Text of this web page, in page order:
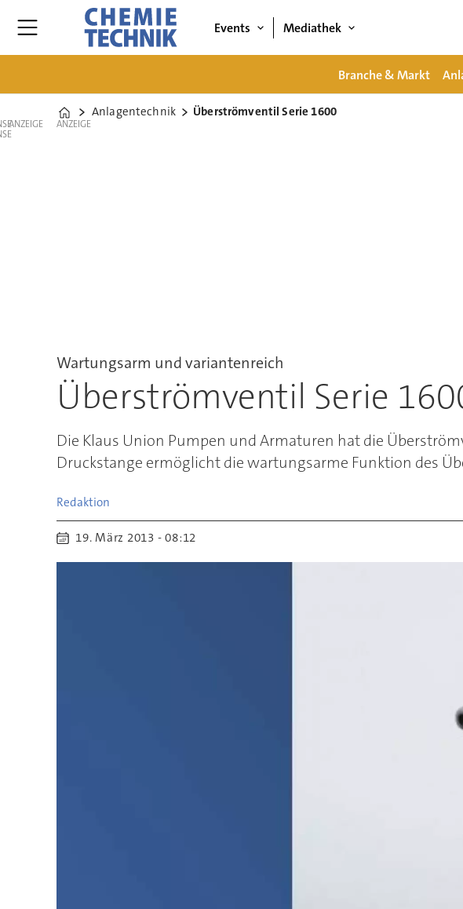
Events Mediathek
Branche & Markt
Home
Anlagentechnik Überströmventil Serie 1600
ANZEIGE ANZEIGE
Wartungsarm und variantenreich
Überströmventil Serie
Die Klaus Union Pumpen und Armaturen hat die
Druckstange ermöglicht die wartungsarme Funktion des
Redaktion
19. März 2013 - 08:12